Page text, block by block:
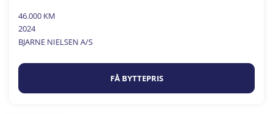
46.000 KM
2024
BJARNE NIELSEN A/S
FÅ BYTTEPRIS